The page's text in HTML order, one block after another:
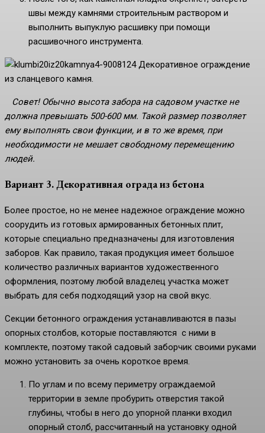
швы между камнями строительным раствором и
выполнить выпуклую расшивку при помощи
расшивочного инструмента.
Декоративное ограждение
из сланцевого камня.
Совет! Обычно высота забора на садовом участке не
должна превышать 500-600 мм. Такой размер позволяет
ему выполнять свои функции, и в то же время, при
необходимости не мешает свободному перемещению
людей.
Вариант 3. Декоративная ограда из бетона
Более простое, но не менее надежное ограждение можно
соорудить из готовых армированных бетонных плит,
которые специально предназначены для изготовления
заборов. Как правило, такая продукция имеет большое
количество различных вариантов художественного
оформления, поэтому любой владелец участка может
выбрать для себя подходящий узор на свой вкус.
Секции бетонного ограждения устанавливаются в пазы
опорных столбов, которые поставляются с ними в
комплекте, поэтому такой садовый заборчик своими руками
можно установить за очень короткое время.
По углам и по всему периметру ограждаемой
территории в земле пробурить отверстия такой
глубины, чтобы в него до упорной планки входил
опорный столб, рассчитанный на установку одной